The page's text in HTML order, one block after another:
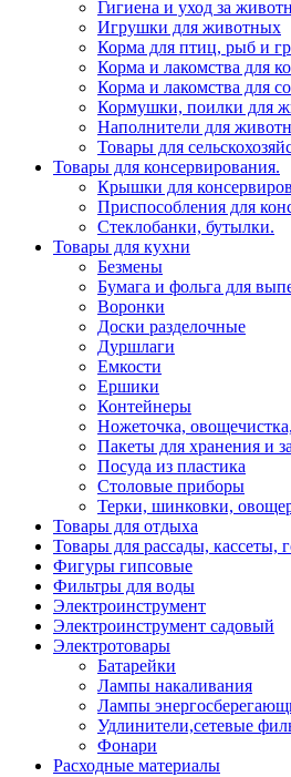
Гигиена и уход за
Игрушки для животных
Корма для птиц, рыб и
Корма и лакомства для
Корма и лакомства для
Кормушки, поилки для
Наполнители для
Товары для
Товары для консервирования.
Крышки для
Приспособления для
Стеклобанки, бутылки.
Товары для кухни
Безмены
Бумага и фольга для
Воронки
Доски разделочные
Дуршлаги
Емкости
Ершики
Контейнеры
Ножеточка,
Пакеты для хранения и
Посуда из пластика
Столовые приборы
Терки, шинковки,
Товары для отдыха
Товары для рассады,
Фигуры гипсовые
Фильтры для воды
Электроинструмент
Электроинструмент садовый
Электротовары
Батарейки
Лампы накаливания
Лампы
Удлинители,сетевые
Фонари
Расходные материалы